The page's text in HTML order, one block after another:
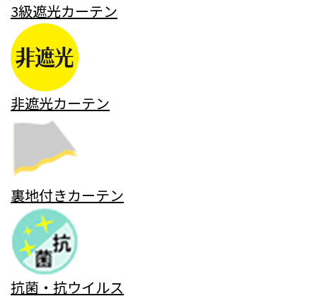
3級遮光カーテン
非遮光カーテン
裏地付きカーテン
抗菌・抗ウイルス